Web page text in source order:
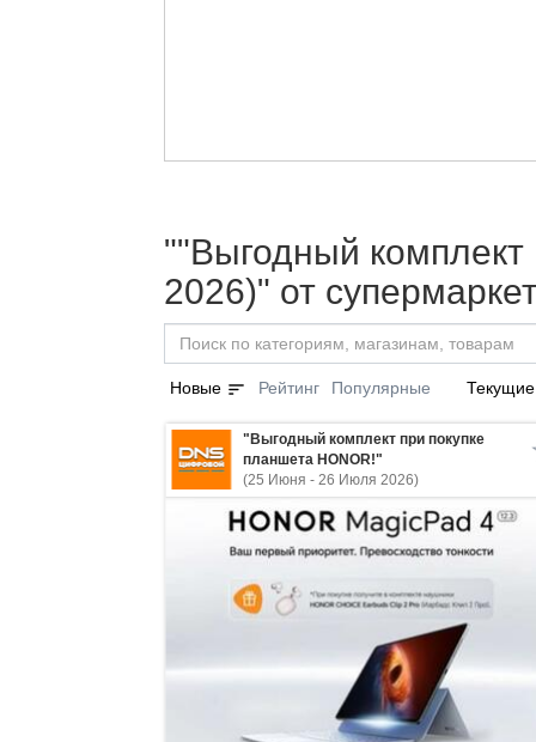
""Выгодный
2026)" от
Новые sort Рейтинг Популярные Текущие
"Выгодный комплект при покупке
планшета HONOR!"
(25 Июня - 26 Июля 2026)